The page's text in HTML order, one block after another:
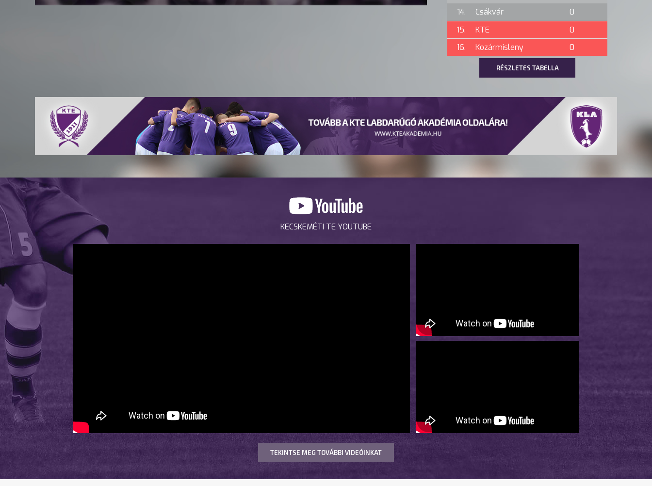
14.
Csákvár
0
15.
KTE
0
16.
Kozármisleny 0
RÉSZLETES TABELLA
KECSKEMÉTI TE YOUTUBE
TEKINTSE MEG TOVÁBBI VIDEÓINKAT